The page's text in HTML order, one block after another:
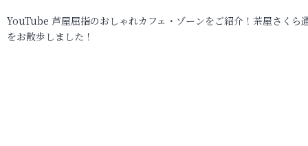
YouTube 芦屋屈指のおしゃれカフェ・ゾーンをご紹介！茶屋さくら
をお散歩しました！